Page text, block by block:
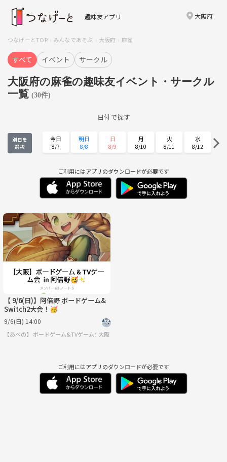
趣味友アプリ 大阪府
つなげーとTOP みんなであそぶ 大阪府 麻雀
すべて イベント サークル
大阪府の麻雀の趣味友イベント・サークル
一覧 (30件)
日付で探す
別日を
選択
今日
8/7
明日
8/8
日
8/9
月
8/10
火
8/11
水
8/12
8/13 8/14 8/15 8/16 8/17
水
8/19
木
8/20
土
8/22
日
8/23
8/25 8/26 8/27
月
8/31
火
9/1
水
9/2
ご利用にはアプリのダウンロードが必要です
【 9/6(日)】阿倍野 ボードゲーム&
Switch2大会！🥳
9/6(日) 14:00
【あべの】 ボードゲーム&TVゲーム会🥳
大阪
ご利用にはアプリのダウンロードが必要です